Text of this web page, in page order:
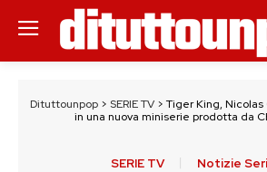
Dituttounpop > SERIE TV > Tiger King,
in una nuova miniserie prodotta da
SERIE TV Notizie